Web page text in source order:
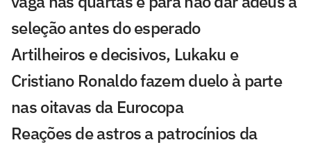
seleção antes do esperado
Artilheiros e decisivos, Lukaku e
Cristiano Ronaldo fazem duelo à parte
nas oitavas da Eurocopa
Reações de astros a patrocínios da